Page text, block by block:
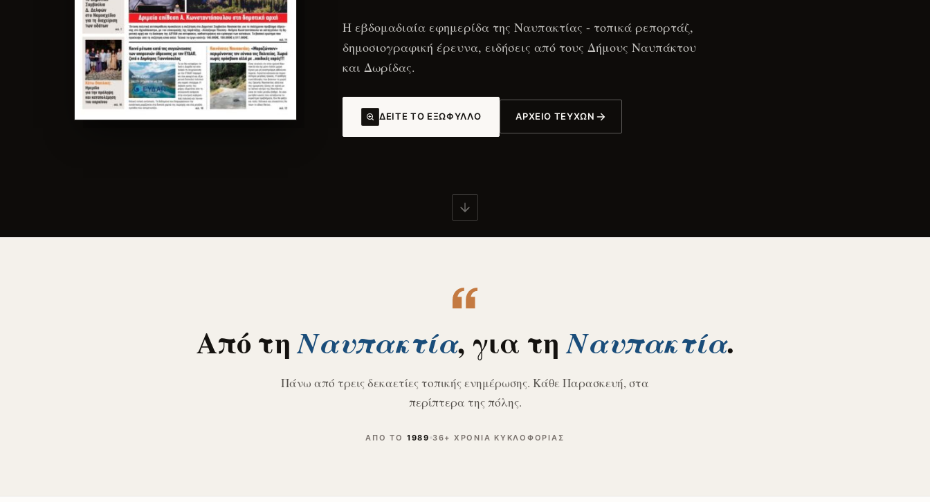
Η εβδομαδιαία εφημερίδα της Ναυπακτίας - τοπικά ρεπορτάζ,
δημοσιογραφική έρευνα, ειδήσεις από τους Δήμους Ναυπάκτου
και Δωρίδας.
ΔΕΊΤΕ ΤΟ ΕΞΏΦΥΛΛΟ ΑΡΧΕΊΟ ΤΕΥΧΏΝ
Από τηΝαυπακτία, για τηΝαυπακτία.
Πάνω από τρεις δεκαετίες τοπικής ενημέρωσης. Κάθε Παρασκευή, στα
περίπτερα της πόλης.
ΑΠΌ ΤΟ 1989 36+ ΧΡΌΝΙΑ ΚΥΚΛΟΦΟΡΊΑΣ